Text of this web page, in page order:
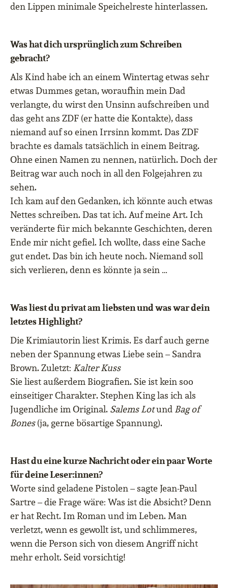
den Lippen minimale Speichelreste hinterlassen.
Was hat dich ursprünglich zum Schreiben
gebracht?
Als Kind habe ich an einem Wintertag etwas sehr
etwas Dummes getan, woraufhin mein Dad
verlangte, du wirst den Unsinn aufschreiben und
das geht ans ZDF (er hatte die Kontakte), dass
niemand auf so einen Irrsinn kommt. Das ZDF
brachte es damals tatsächlich in einem Beitrag.
Ohne einen Namen zu nennen, natürlich. Doch der
Beitrag war auch noch in all den Folgejahren zu
sehen.
Ich kam auf den Gedanken, ich könnte auch etwas
Nettes schreiben. Das tat ich. Auf meine Art. Ich
veränderte für mich bekannte Geschichten, deren
Ende mir nicht gefiel. Ich wollte, dass eine Sache
gut endet. Das bin ich heute noch. Niemand soll
sich verlieren, denn es könnte ja sein …
Was liest du privat am liebsten und was war dein
letztes Highlight?
Die Krimiautorin liest Krimis. Es darf auch gerne
neben der Spannung etwas Liebe sein – Sandra
Brown. Zuletzt: Kalter Kuss
Sie liest außerdem Biografien. Sie ist kein soo
einseitiger Charakter. Stephen King las ich als
Jugendliche im Original. Salems Lotund Bag of
Bones(ja, gerne bösartige Spannung).
Hast du eine kurze Nachricht oder ein paar Worte
für deine Leser:innen?
Worte sind geladene Pistolen – sagte Jean-Paul
Sartre – die Frage wäre: Was ist die Absicht? Denn
er hat Recht. Im Roman und im Leben. Man
verletzt, wenn es gewollt ist, und schlimmeres,
wenn die Person sich von diesem Angriff nicht
mehr erholt. Seid vorsichtig!